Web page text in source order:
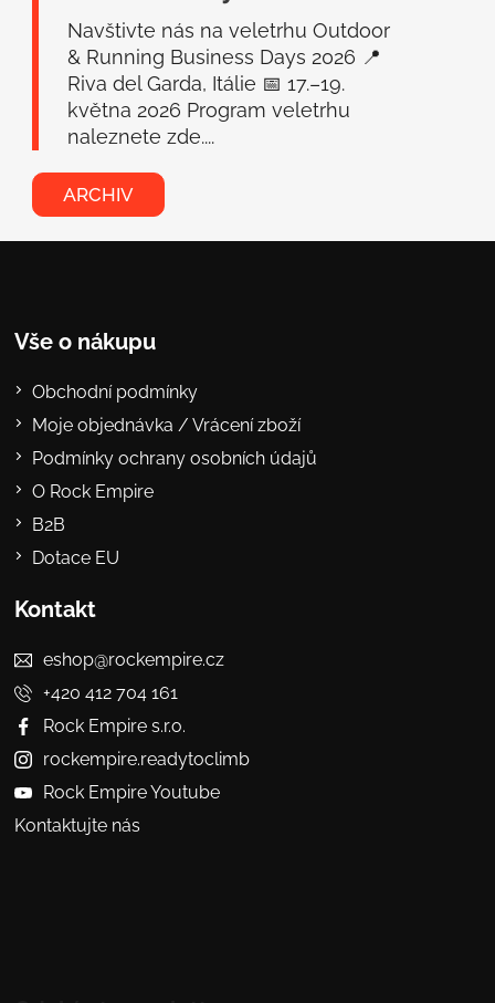
Navštivte nás na veletrhu Outdoor
& Running Business Days 2026 📍
Riva del Garda, Itálie 📅 17.–19.
května 2026 Program veletrhu
naleznete zde....
ARCHIV
Vše o nákupu
Obchodní podmínky
Moje objednávka / Vrácení zboží
Podmínky ochrany osobních údajů
O Rock Empire
B2B
Dotace EU
Kontakt
eshop@rockempire.cz
+420 412 704 161
Rock Empire s.r.o.
rockempire.readytoclimb
Rock Empire Youtube
Kontaktujte nás